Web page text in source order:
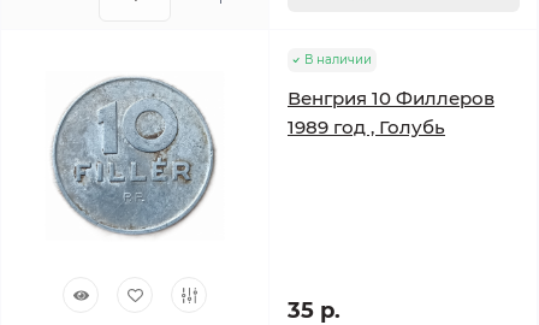
В наличии
Венгрия 10 Филлеров
1989 год , Голубь
35 р.